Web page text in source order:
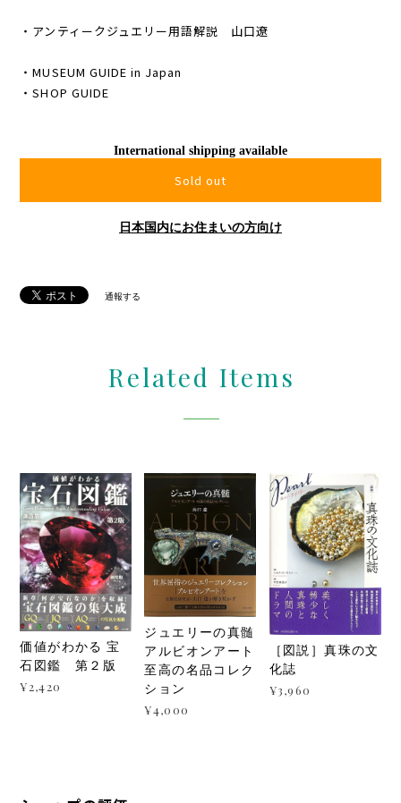
・アンティークジュエリー用語解説 山口遼
・MUSEUM GUIDE in Japan
・SHOP GUIDE
International shipping available
Sold out
日本国内にお住まいの方向け
通報する
Related Items
価値がわかる 宝
石図鑑 第２版
¥2,420
ジュエリーの真髄
アルビオンアート
至高の名品コレク
ション
¥4,000
［図説］真珠の文
化誌
¥3,960